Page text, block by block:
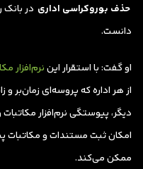
حذف بوروکراسی اداری در بانک
دانست.
او گفت: با استقرار ایننرم‌افزار
از هر اداره که پروسه‌ای زمان‌بر
دیگر، پیوستگی نرم‌افزار مکاتبات
امکان ثبت مستندات و مکاتبات
ممکن می‌کند‌.